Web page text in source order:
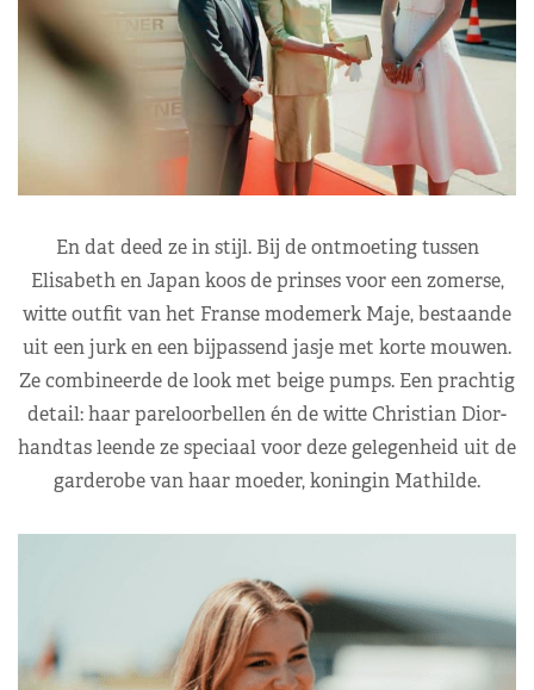
En dat deed ze in stijl. Bij de ontmoeting tussen
Elisabeth en Japan koos de prinses voor een zomerse,
witte outfit van het Franse modemerk Maje, bestaande
uit een jurk en een bijpassend jasje met korte mouwen.
Ze combineerde de look met beige pumps. Een prachtig
detail: haar pareloorbellen én de witte Christian Dior-
handtas leende ze speciaal voor deze gelegenheid uit de
garderobe van haar moeder, koningin Mathilde.